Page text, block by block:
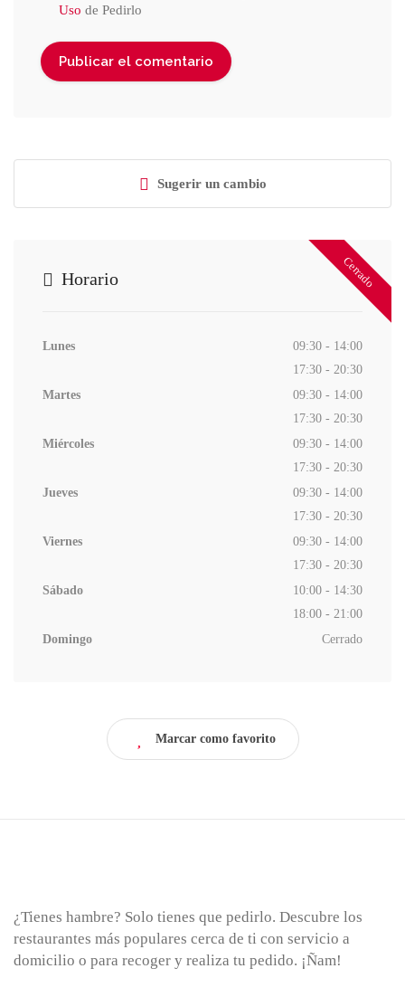
Uso de Pedirlo
Sugerir un cambio
Cerrado
Horario
Lunes
09:30 - 14:00
17:30 - 20:30
Martes
09:30 - 14:00
17:30 - 20:30
Miércoles
09:30 - 14:00
17:30 - 20:30
Jueves
09:30 - 14:00
17:30 - 20:30
Viernes
09:30 - 14:00
17:30 - 20:30
Sábado
10:00 - 14:30
18:00 - 21:00
Domingo
Cerrado
Marcar como favorito
¿Tienes hambre? Solo tienes que pedirlo. Descubre los
restaurantes más populares cerca de ti con servicio a
domicilio o para recoger y realiza tu pedido. ¡Ñam!